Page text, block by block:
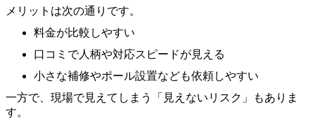
メリットは次の通りです。
料金が比較しやすい
口コミで人柄や対応スピードが見える
小さな補修やポール設置なども依頼しやすい
一方で、現場で見えてしまう「見えないリスク」もありま
す。